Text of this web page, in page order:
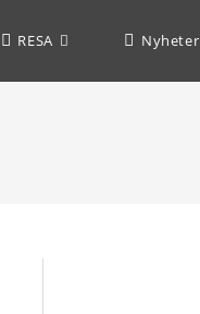
RESA Nyheter